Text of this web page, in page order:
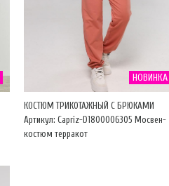
НОВИНКА
КОСТЮМ ТРИКОТАЖНЫЙ С БРЮКАМИ
Артикул: Capriz-D1800006305 Мосвен-
костюм терракот